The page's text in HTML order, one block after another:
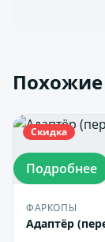
Скидка
Подробнее
ФАРКОПЫ
Адаптёр